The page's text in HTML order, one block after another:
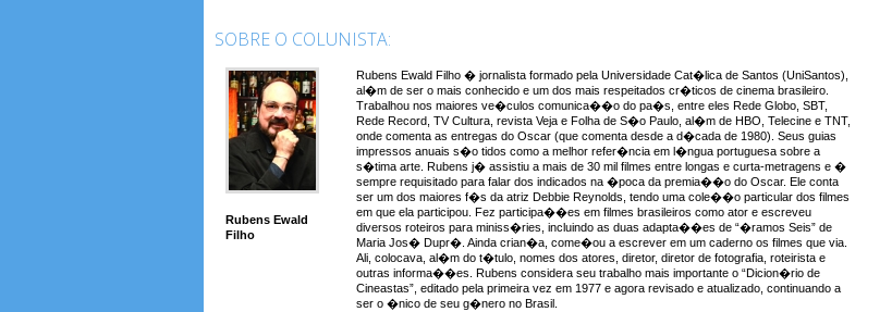
SOBRE O COLUNISTA:
Rubens Ewald
Filho
Rubens Ewald Filho � jornalista formado pela Universidade Cat�lica de Santos (UniSantos),
al�m de ser o mais conhecido e um dos mais respeitados cr�ticos de cinema brasileiro.
Trabalhou nos maiores ve�culos comunica��o do pa�s, entre eles Rede Globo, SBT,
Rede Record, TV Cultura, revista Veja e Folha de S�o Paulo, al�m de HBO, Telecine e TNT,
onde comenta as entregas do Oscar (que comenta desde a d�cada de 1980). Seus guias
impressos anuais s�o tidos como a melhor refer�ncia em l�ngua portuguesa sobre a
s�tima arte. Rubens j� assistiu a mais de 30 mil filmes entre longas e curta-metragens e �
sempre requisitado para falar dos indicados na �poca da premia��o do Oscar. Ele conta
ser um dos maiores f�s da atriz Debbie Reynolds, tendo uma cole��o particular dos filmes
em que ela participou. Fez participa��es em filmes brasileiros como ator e escreveu
diversos roteiros para miniss�ries, incluindo as duas adapta��es de “�ramos Seis” de
Maria Jos� Dupr�. Ainda crian�a, come�ou a escrever em um caderno os filmes que via.
Ali, colocava, al�m do t�tulo, nomes dos atores, diretor, diretor de fotografia, roteirista e
outras informa��es. Rubens considera seu trabalho mais importante o “Dicion�rio de
Cineastas”, editado pela primeira vez em 1977 e agora revisado e atualizado, continuando a
ser o �nico de seu g�nero no Brasil.